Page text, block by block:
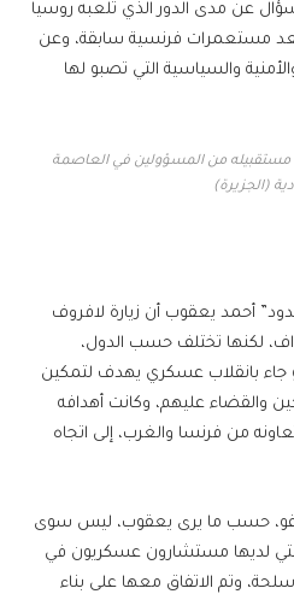
عن مدى الدور الذي تلعبه روسيا
تعد مستعمرات فرنسية سابقة، وعن
والسياسية التي تصبو لها
مستقبيله من المسؤولين في العاصمة
(الجزيرة)
أحمد يعقوب أن زيارة لافروف
لكنها تختلف حسب الدول،
جاء بانقلاب عسكري يهدف لتمكين
عليهم، وكانت أهدافه
من فرنسا والغرب، إلى اتجاه
حسب ما يرى يعقوب، ليس سوى
التي لديها مستشارون عسكريون في
وتم الاتفاق معها على بناء